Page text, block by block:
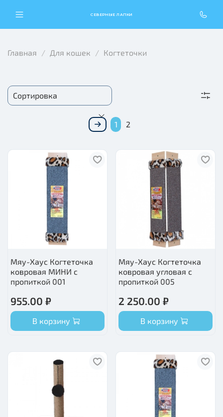
СЕВЕРНЫЕ ЛАПКИ
Главная Для кошек Когтеточки
1 2
Мяу-Хаус Когтеточка
ковровая МИНИ с
пропиткой 001
955.00 ₽
В корзину
Мяу-Хаус Когтеточка
ковровая угловая с
пропиткой 005
2 250.00 ₽
В корзину